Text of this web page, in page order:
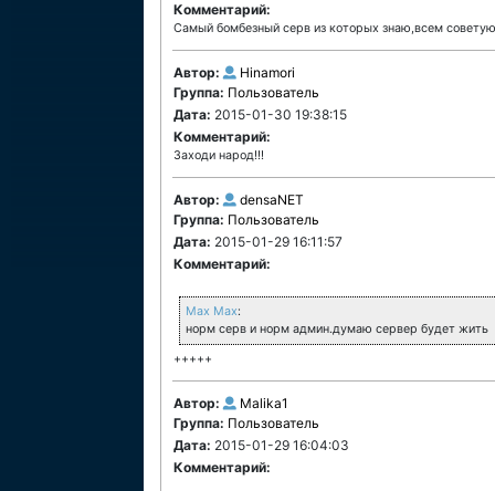
Комментарий:
Самый бомбезный серв из которых знаю,всем
Автор:
Hinamori
Группа: Пользователь
Дата: 2015-01-30 19:38:15
Комментарий:
Заходи народ!!!
Автор:
densaNET
Группа: Пользователь
Дата: 2015-01-29 16:11:57
Комментарий:
Max Max:
норм серв и норм админ.думаю сервер будет жить
+++++
Автор:
Malika1
Группа: Пользователь
Дата: 2015-01-29 16:04:03
Комментарий: